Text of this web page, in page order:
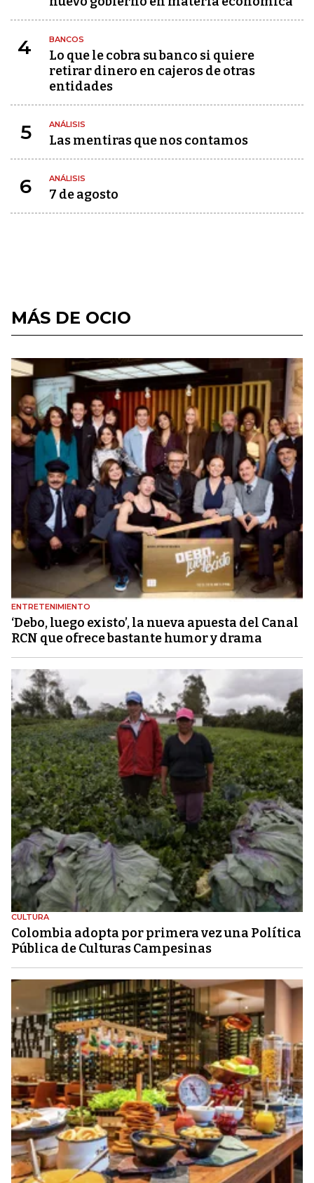
4 BANCOS
Lo que le cobra su banco si quiere
retirar dinero en cajeros de otras
entidades
5 ANÁLISIS
Las mentiras que nos contamos
6 ANÁLISIS
7 de agosto
MÁS DE OCIO
ENTRETENIMIENTO
‘Debo, luego existo’, la nueva apuesta del Canal
RCN que ofrece bastante humor y drama
CULTURA
Colombia adopta por primera vez una Política
Pública de Culturas Campesinas